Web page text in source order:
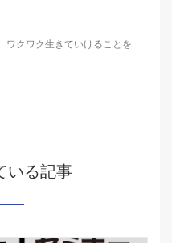
ワクワク生きていけることを
いる記事